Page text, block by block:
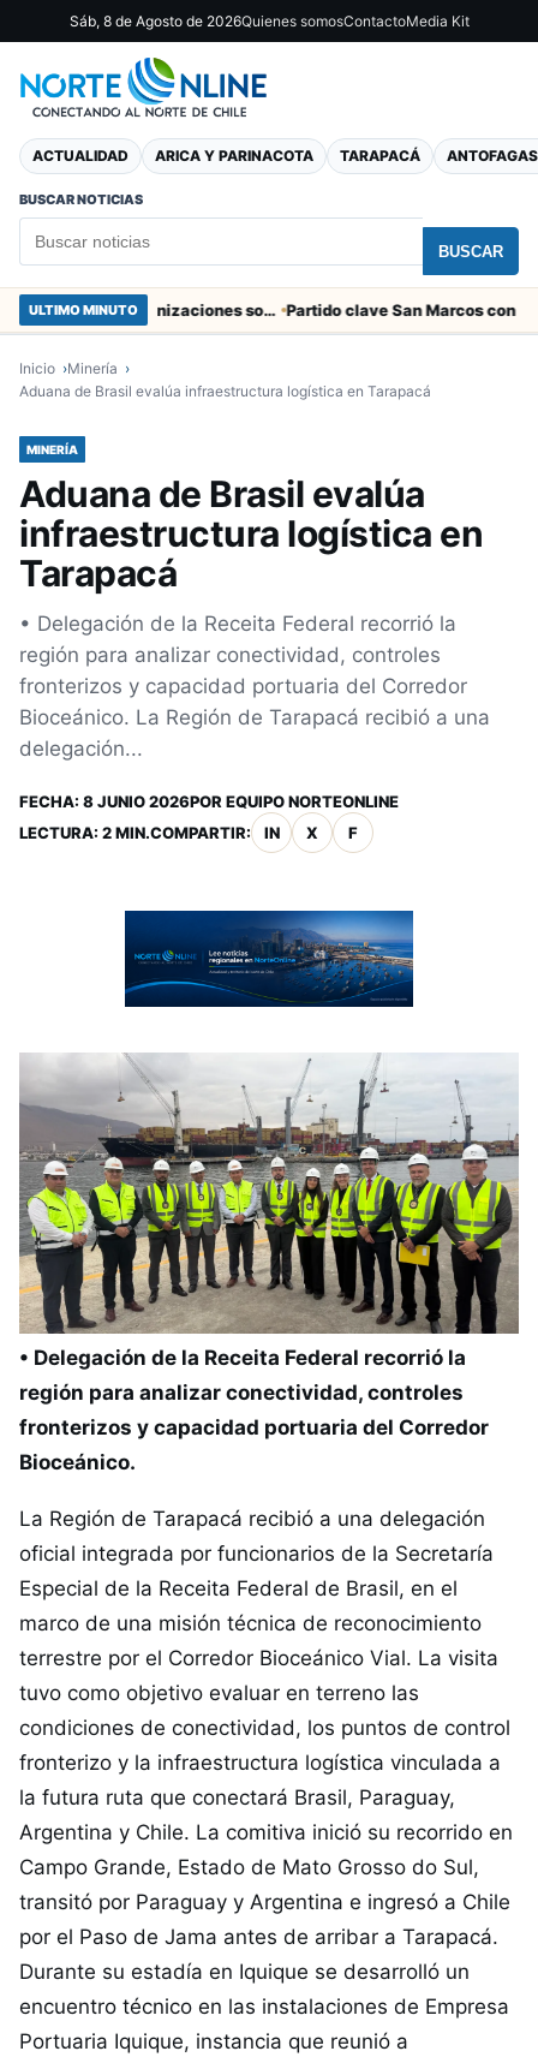
Sáb, 8 de Agosto de 2026Quienes somosContactoMedia Kit
ACTUALIDAD ARICA Y PARINACOTA TARAPACÁ
BUSCAR NOTICIAS
BUSCAR
ULTIMO MINUTO Entregaron fibra óptica gratuita a organizaciones sociales de Arica
Inicio
Minería
Aduana de Brasil evalúa infraestructura logística en Tarapacá
MINERÍA
Aduana de Brasil evalúa
infraestructura logística en
Tarapacá
• Delegación de la Receita Federal recorrió la
región para analizar conectividad, controles
fronterizos y capacidad portuaria del Corredor
Bioceánico. La Región de Tarapacá recibió a una
delegación...
FECHA: 8 JUNIO 2026POR EQUIPO NORTEONLINE
LECTURA: 2 MIN.COMPARTIR: IN X F
• Delegación de la Receita Federal recorrió la
región para analizar conectividad, controles
fronterizos y capacidad portuaria del Corredor
Bioceánico.
La Región de Tarapacá recibió a una delegación
oficial integrada por funcionarios de la Secretaría
Especial de la Receita Federal de Brasil, en el
marco de una misión técnica de reconocimiento
terrestre por el Corredor Bioceánico Vial. La visita
tuvo como objetivo evaluar en terreno las
condiciones de conectividad, los puntos de control
fronterizo y la infraestructura logística vinculada a
la futura ruta que conectará Brasil, Paraguay,
Argentina y Chile. La comitiva inició su recorrido en
Campo Grande, Estado de Mato Grosso do Sul,
transitó por Paraguay y Argentina e ingresó a Chile
por el Paso de Jama antes de arribar a Tarapacá.
Durante su estadía en Iquique se desarrolló un
encuentro técnico en las instalaciones de Empresa
Portuaria Iquique, instancia que reunió a